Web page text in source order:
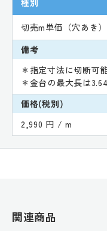
切売m単価（穴あき
備考
＊指定寸法に切断可
＊金台の最大長は
価格(税別)
2,990 円 / m
関連商品